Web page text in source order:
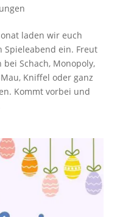
laden wir euch
Spieleabend ein. Freut
Schach, Monopoly,
Kniffel oder ganz
Kommt vorbei und